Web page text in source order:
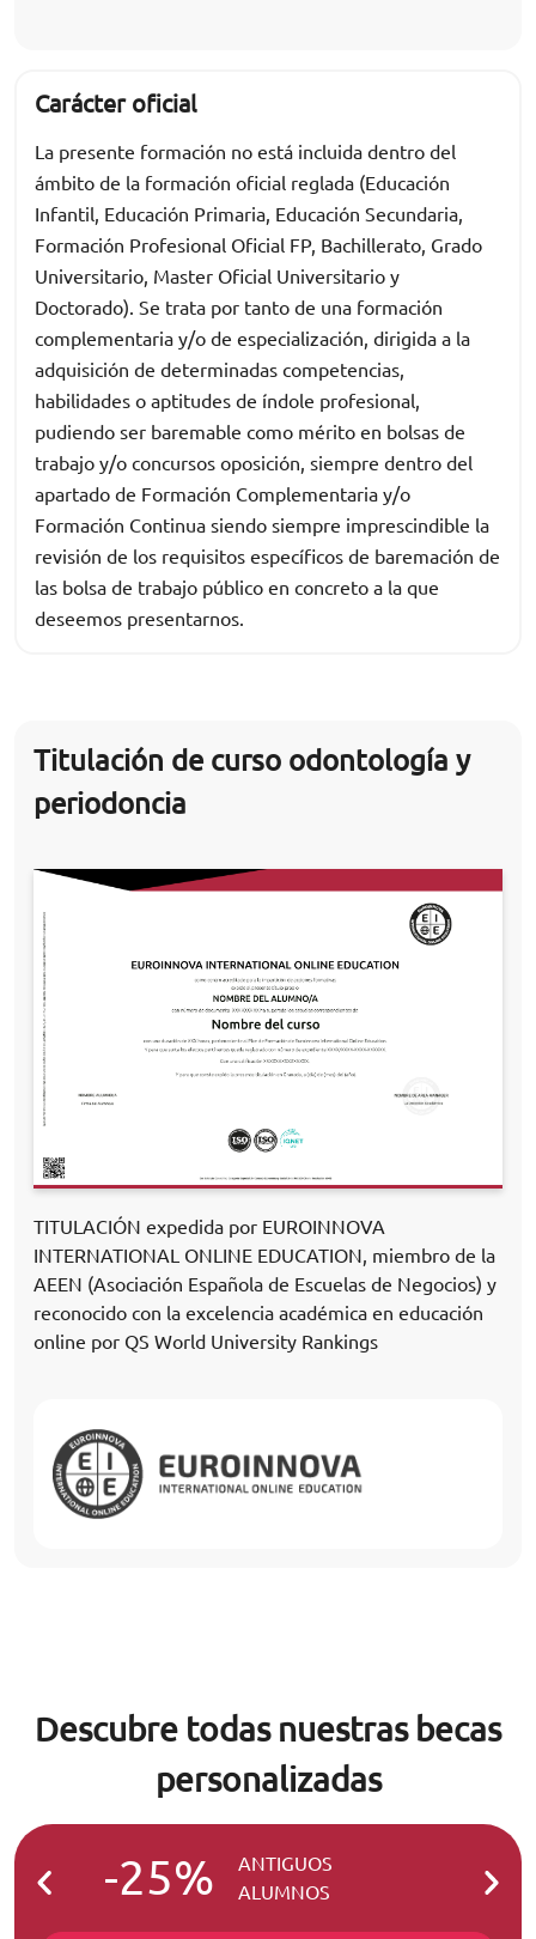
Carácter oficial
La presente formación no está incluida dentro del
ámbito de la formación oficial reglada (Educación
Infantil, Educación Primaria, Educación Secundaria,
Formación Profesional Oficial FP, Bachillerato, Grado
Universitario, Master Oficial Universitario y
Doctorado). Se trata por tanto de una formación
complementaria y/o de especialización, dirigida a la
adquisición de determinadas competencias,
habilidades o aptitudes de índole profesional,
pudiendo ser baremable como mérito en bolsas de
trabajo y/o concursos oposición, siempre dentro del
apartado de Formación Complementaria y/o
Formación Continua siendo siempre imprescindible la
revisión de los requisitos específicos de baremación de
las bolsa de trabajo público en concreto a la que
deseemos presentarnos.
Titulación de curso odontología y
periodoncia
TITULACIÓN expedida por EUROINNOVA
INTERNATIONAL ONLINE EDUCATION, miembro de la
AEEN (Asociación Española de Escuelas de Negocios) y
reconocido con la excelencia académica en educación
online por QS World University Rankings
Descubre todas nuestras becas
personalizadas
-25%
ANTIGUOS
ALUMNOS
-